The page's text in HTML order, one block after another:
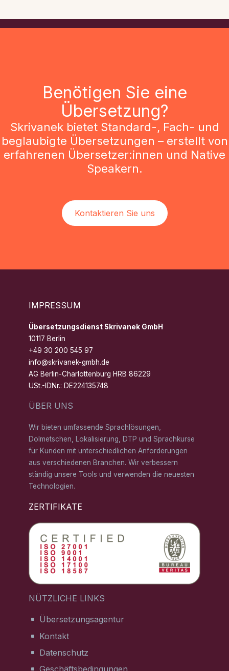
Benötigen Sie eine
Übersetzung?
Skrivanek bietet Standard-, Fach- und
beglaubigte Übersetzungen – erstellt von
erfahrenen Übersetzer:innen und Native
Speakern.
Kontaktieren Sie uns
IMPRESSUM
Übersetzungsdienst Skrivanek GmbH
10117 Berlin
+49 30 200 545 97
info@skrivanek-gmbh.de
AG Berlin-Charlottenburg HRB 86229
USt.-IDNr.: DE224135748
ÜBER UNS
Wir bieten umfassende Sprachlösungen,
Dolmetschen, Lokalisierung, DTP und Sprachkurse
für Kunden mit unterschiedlichen Anforderungen
aus verschiedenen Branchen. Wir verbessern
ständig unsere Tools und verwenden die neuesten
Technologien.
ZERTIFIKATE
NÜTZLICHE LINKS
Übersetzungsagentur
Kontakt
Datenschutz